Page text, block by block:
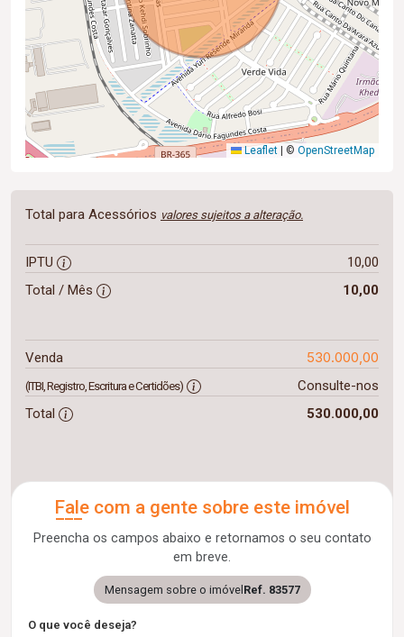
Leaflet © OpenStreetMap
Total para Acessórios valores sujeitos a alteração.
IPTU
10,00
Total / Mês
10,00
Venda 530.000,00
(ITBI, Registro, Escritura e Certidões)
Consulte-nos
Total
530.000,00
Fale com a gente sobre este imóvel
Preencha os campos abaixo e retornamos o seu contato
em breve.
Mensagem sobre o imóvel Ref. 83577
O que você deseja?